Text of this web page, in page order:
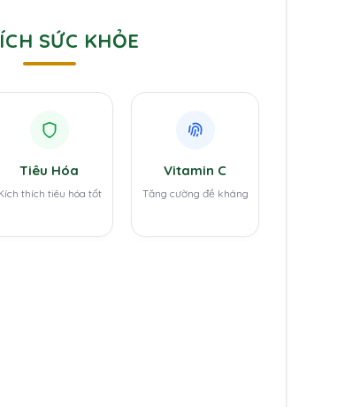
SỨC KHỎE
Tiêu Hóa
thích tiêu hóa tốt
Vitamin C
Tăng cường đề kháng